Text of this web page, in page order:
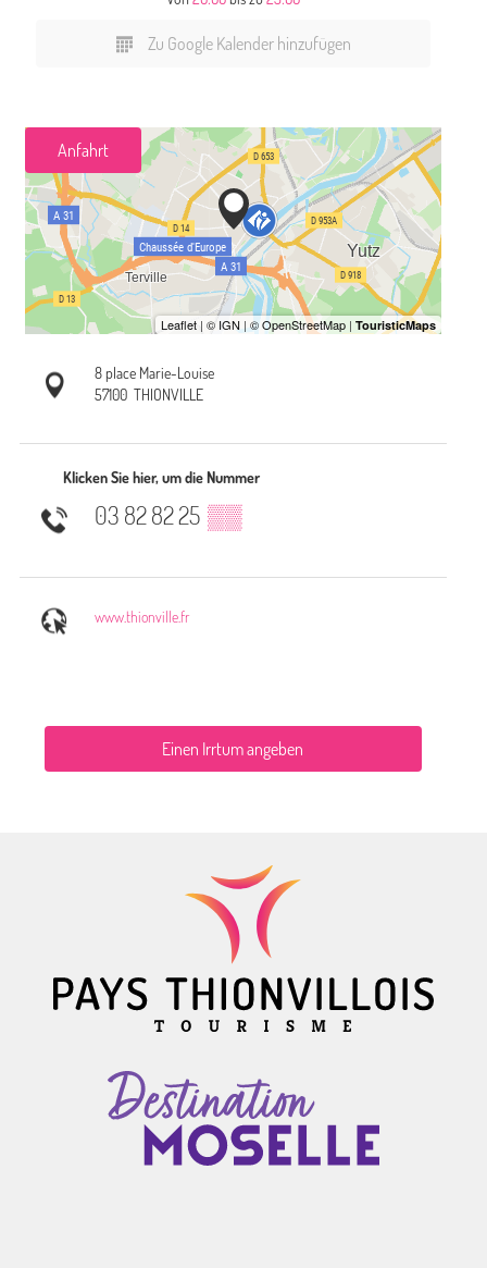
Zu Google Kalender hinzufügen
Anfahrt
8 place Marie-Louise
57100 THIONVILLE
Klicken Sie hier, um die Nummer
03 82 82 25 ▒▒
www.thionville.fr
Einen Irrtum angeben